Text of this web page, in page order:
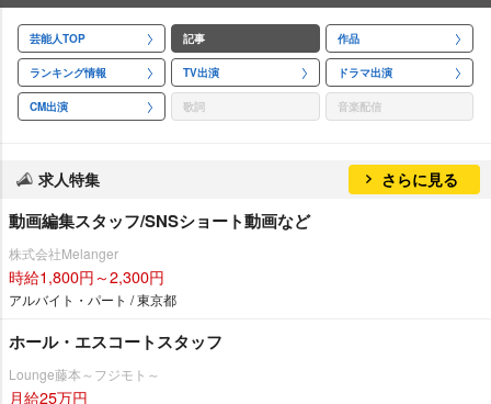
芸能人TOP 記事 作品
ランキング情報 TV出演 ドラマ出演
CM出演 歌詞 音楽配信
求人特集 さらに見る
動画編集スタッフ/SNSショート動画など
株式会社Melanger
時給1,800円～2,300円
アルバイト・パート / 東京都
ホール・エスコートスタッフ
Lounge藤本～フジモト～
月給25万円